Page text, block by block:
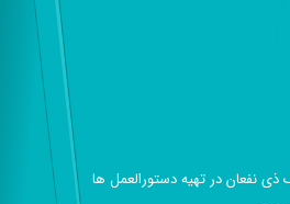
ذی نفعان در تهیه دستورالعمل ها